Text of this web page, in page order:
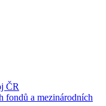
ČR
fondů a mezinárodních